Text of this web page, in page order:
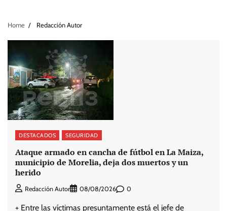
Home Redacción Autor
DESTACADOS SEGURIDAD
Ataque armado en cancha de fútbol en La Maiza,
municipio de Morelia, deja dos muertos y un
herido
Redacción Autor 08/08/2026 0
+ Entre las víctimas presuntamente está el jefe de